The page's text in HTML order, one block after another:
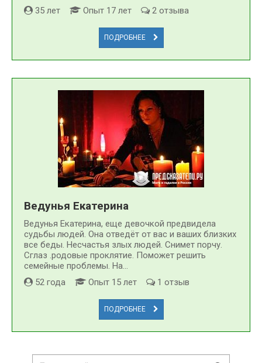
35 лет
Опыт 17 лет 2 отзыва
ПОДРОБНЕЕ
Ведунья Екатерина
Ведунья Екатерина, еще девочкой предвидела
судьбы людей. Она отведёт от вас и ваших близких
все беды. Несчастья злых людей. Снимет порчу.
Сглаз .родовые проклятие. Поможет решить
семейные проблемы. На...
52 года
Опыт 15 лет 1 отзыв
ПОДРОБНЕЕ